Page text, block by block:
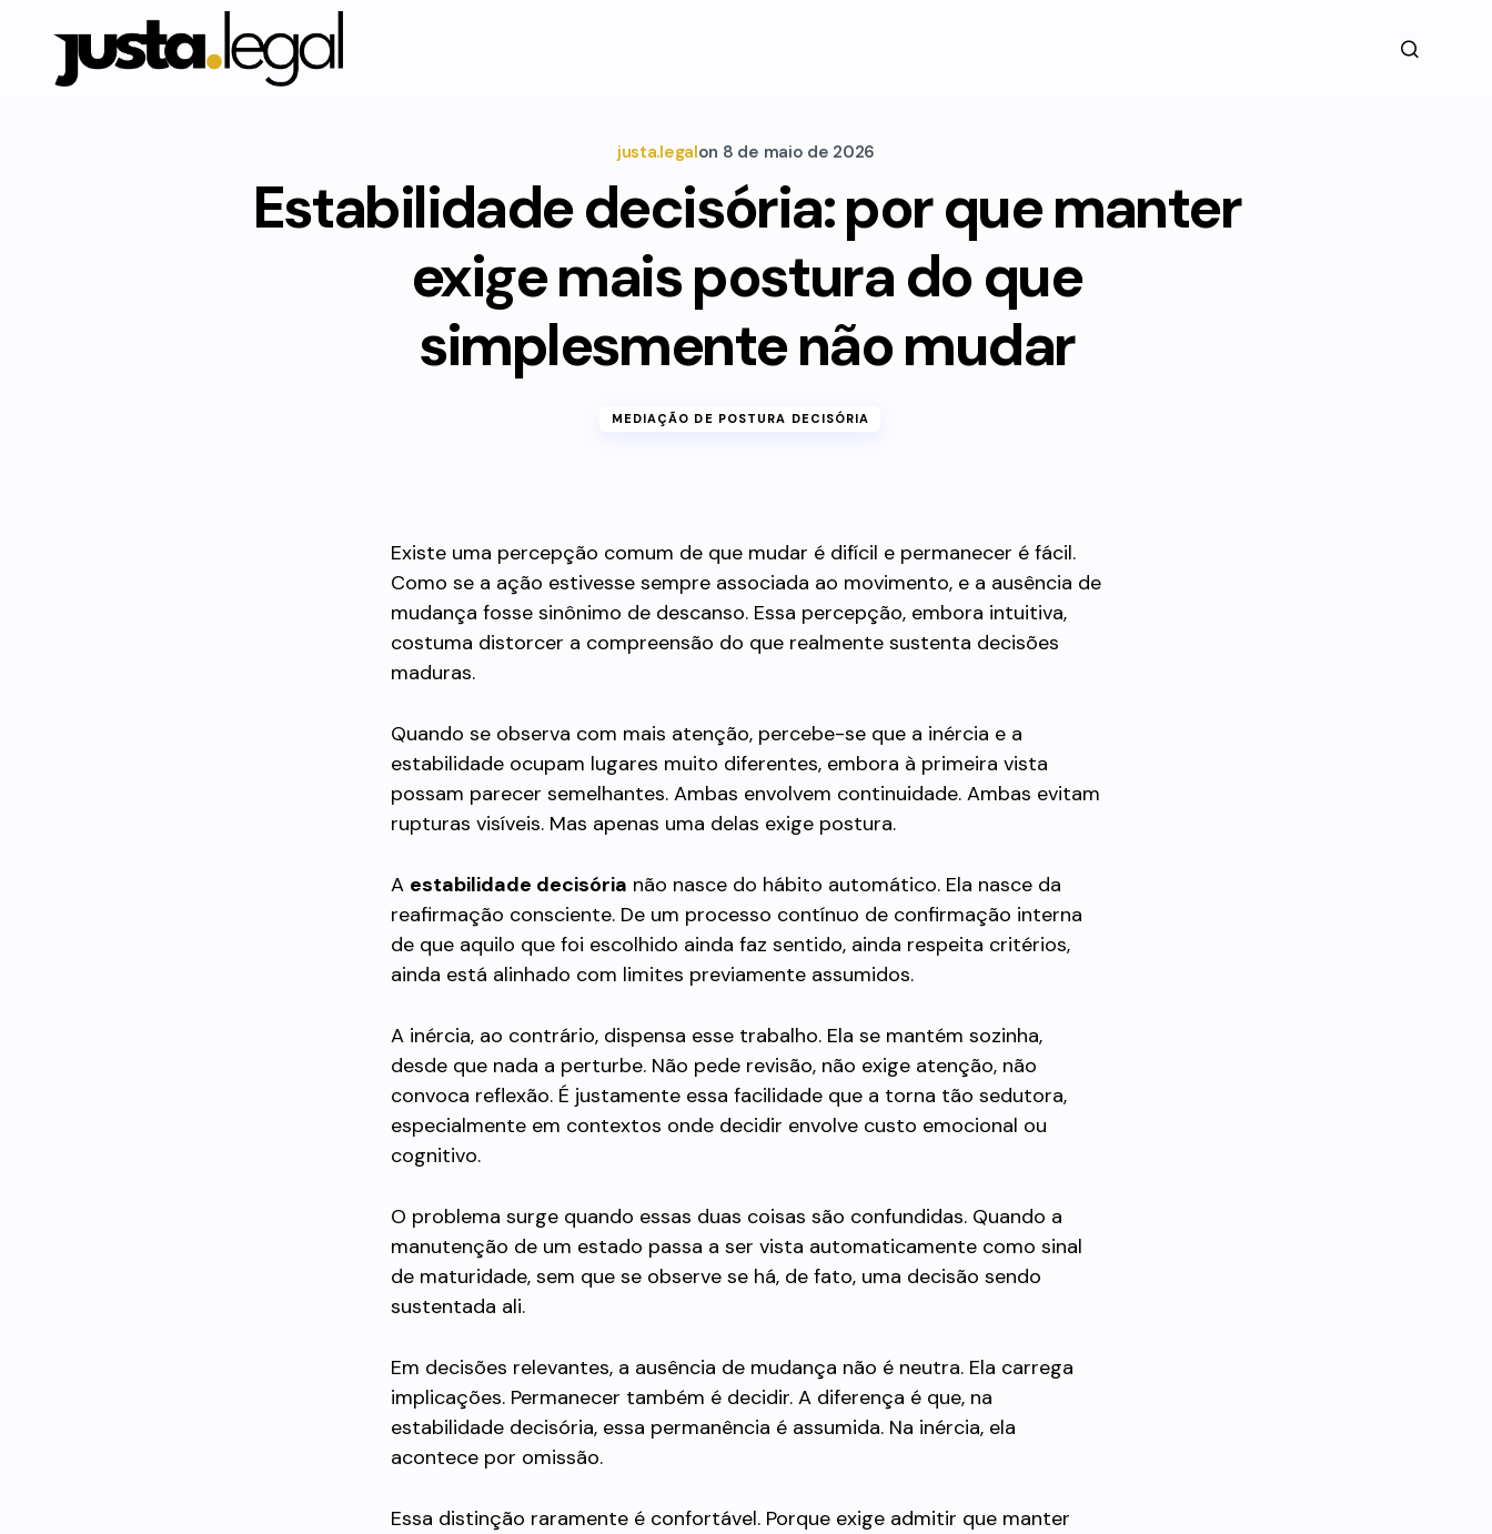
justa.legalon 8 de maio de 2026
Estabilidade decisória: por que manter
exige mais postura do que
simplesmente não mudar
MEDIAÇÃO DE POSTURA DECISÓRIA
Existe uma percepção comum de que mudar é difícil e permanecer é fácil.
Como se a ação estivesse sempre associada ao movimento, e a ausência de
mudança fosse sinônimo de descanso. Essa percepção, embora intuitiva,
costuma distorcer a compreensão do que realmente sustenta decisões
maduras.
Quando se observa com mais atenção, percebe-se que a inércia e a
estabilidade ocupam lugares muito diferentes, embora à primeira vista
possam parecer semelhantes. Ambas envolvem continuidade. Ambas evitam
rupturas visíveis. Mas apenas uma delas exige postura.
A estabilidade decisória não nasce do hábito automático. Ela nasce da
reafirmação consciente. De um processo contínuo de confirmação interna
de que aquilo que foi escolhido ainda faz sentido, ainda respeita critérios,
ainda está alinhado com limites previamente assumidos.
A inércia, ao contrário, dispensa esse trabalho. Ela se mantém sozinha,
desde que nada a perturbe. Não pede revisão, não exige atenção, não
convoca reflexão. É justamente essa facilidade que a torna tão sedutora,
especialmente em contextos onde decidir envolve custo emocional ou
cognitivo.
O problema surge quando essas duas coisas são confundidas. Quando a
manutenção de um estado passa a ser vista automaticamente como sinal
de maturidade, sem que se observe se há, de fato, uma decisão sendo
sustentada ali.
Em decisões relevantes, a ausência de mudança não é neutra. Ela carrega
implicações. Permanecer também é decidir. A diferença é que, na
estabilidade decisória, essa permanência é assumida. Na inércia, ela
acontece por omissão.
Essa distinção raramente é confortável. Porque exige admitir que manter